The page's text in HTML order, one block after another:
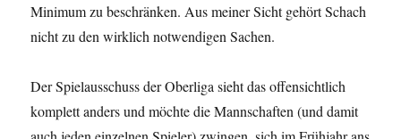
Minimum zu beschränken. Aus meiner Sicht gehört Schach
nicht zu den wirklich notwendigen Sachen.
Der Spielausschuss der Oberliga sieht das offensichtlich
komplett anders und möchte die Mannschaften (und damit